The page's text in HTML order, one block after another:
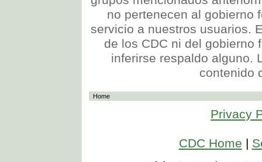
no pertenecen al gobierno
servicio a nuestros usuarios.
de los CDC ni del gobierno
inferirse respaldo alguno.
contenido
Home
Privacy
CDC Home |